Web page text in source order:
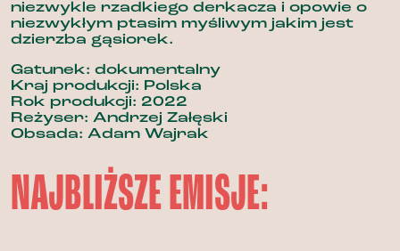
niezwykle rzadkiego derkacza i opowie o
niezwykłym ptasim myśliwym jakim jest
dzierzba gąsiorek.
Gatunek: dokumentalny
Kraj produkcji: Polska
Rok produkcji: 2022
Reżyser: Andrzej Załęski
Obsada: Adam Wajrak
NAJBLIŻSZE EMISJE: